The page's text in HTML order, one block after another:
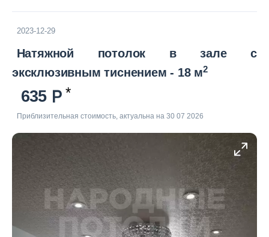
2023-12-29
Натяжной потолок в зале с
эксклюзивным тиснением - 18 м2
635
Приблизительная стоимость, актуальна на 30 07 2026